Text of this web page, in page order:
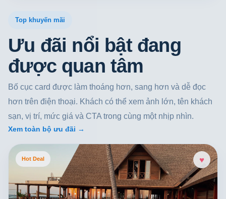
Top khuyến mãi
Ưu đãi nổi bật đang
được quan tâm
Bố cục card được làm thoáng hơn, sang hơn và dễ đọc
hơn trên điện thoại. Khách có thể xem ảnh lớn, tên khách
sạn, vị trí, mức giá và CTA trong cùng một nhịp nhìn.
Xem toàn bộ ưu đãi →
Hot Deal ♥